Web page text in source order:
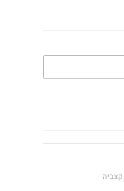
קצביה